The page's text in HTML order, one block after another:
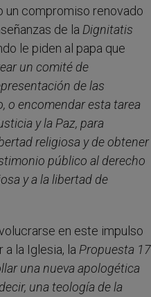
un compromiso renovado
de la Dignitatis
le piden al papa que
un comité de
de las
o encomendar esta tarea
y la Paz, para
religiosa y de obtener
público al derecho
y a la libertad de
en este impulso
la Iglesia, la Propuesta 17
una nueva apologética
una teología de la